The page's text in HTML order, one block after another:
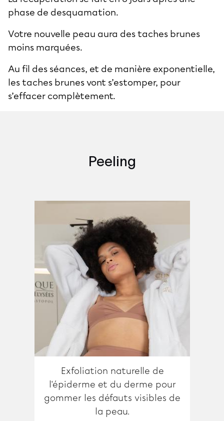
phase de desquamation.
Votre nouvelle peau aura des taches brunes
moins marquées.
Au fil des séances, et de manière exponentielle,
les taches brunes vont s’estomper, pour
s’effacer complètement.
Peeling
Exfoliation naturelle de
l'épiderme et du derme pour
gommer les défauts visibles de
la peau.